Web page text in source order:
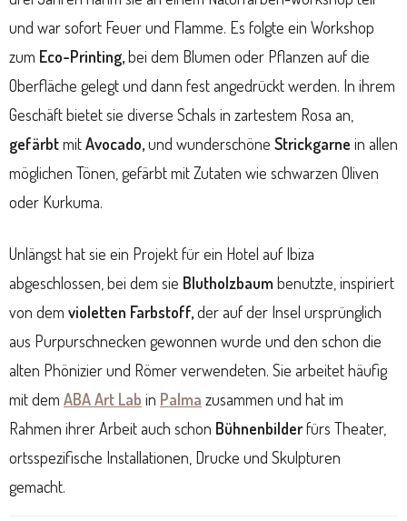
und war sofort Feuer und Flamme. Es folgte ein Workshop
zum Eco-Printing,bei dem Blumen oder Pflanzen auf die
Oberfläche gelegt und dann fest angedrückt werden. In ihrem
Geschäft bietet sie diverse Schals in zartestem Rosa an,
gefärbtmitAvocado,und wunderschöne Strickgarne in allen
möglichen Tönen, gefärbt mit Zutaten wie schwarzen Oliven
oder Kurkuma.
Unlängst hat sie ein Projekt für ein Hotel auf Ibiza
abgeschlossen, bei dem sie Blutholzbaumbenutzte, inspiriert
von dem violetten Farbstoff,der auf der Insel ursprünglich
aus Purpurschnecken gewonnen wurde und den schon die
alten Phönizier und Römer verwendeten. Sie arbeitet häufig
mit dem ABA Art Lab in Palma zusammen und hat im
Rahmen ihrer Arbeit auch schon Bühnenbilderfürs Theater,
ortsspezifische Installationen, Drucke und Skulpturen
gemacht.